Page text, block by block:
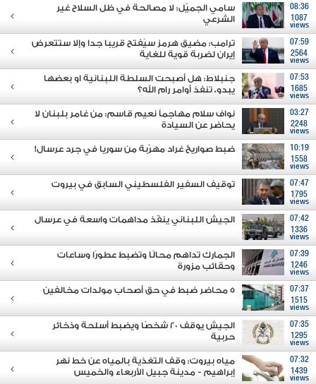
08:36
1087
views
سامي الجميّل: لا مصالحة في ظل السلاح غير
الشرعي
07:59
2564
views
ترامب: مضيق هرمز سيُفتح قريبا جدا وإلا ستتعرض
إيران لضربة قوية للغاية
07:53
1685
views
جنبلاط: هل أصبحت السلطة اللبنانية او بعضها
يبدو، تنفذ أوامر رام الله؟
03:27
2248
views
نواف سلام مهاجماً نعيم قاسم: من غامر بلبنان لا
يحاضر عن السيادة
10:19
1558
views
ضبط صواريخ غراد مهرّبة من سوريا في جرد عرسال!
07:47
1795
views
توقيف السفير الفلسطيني السابق في بيروت
07:42
1336
views
الجيش اللبناني ينفّذ مداهمات واسعة في عرسال
07:39
1246
views
الجمارك تداهم محالًا وتضبط عطورًا وساعات
وحقائب مزورة
07:37
1515
views
5 محاضر ضبط في حق أصحاب مولدات مخالفين
07:35
1295
views
الجيش يوقف 20 شخصًا ويضبط أسلحة وذخائر
حربية
07:32
1439
views
مياه بيروت: وقف التغذية بالمياه عن خط نهر
إبراهيم - مدينة جبيل الأربعاء والخميس